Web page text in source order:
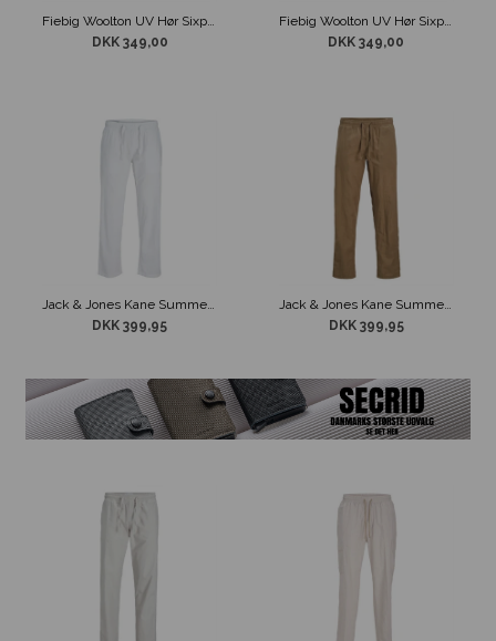
DKK 349,00
Fiebig Woolton UV Hør Sixpence Blå
DKK 349,00
Jack & Jones Kane Summer Hør Jogger Hvid
DKK 399,95
Jack & Jones Kane Summer Hør Jogger Støvet Grøn
DKK 399,95